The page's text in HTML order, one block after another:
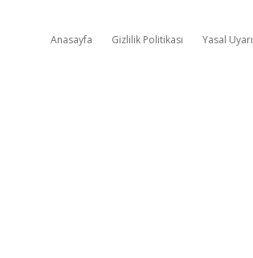
Anasayfa Gizlilik Politikası Yasal Uyarı